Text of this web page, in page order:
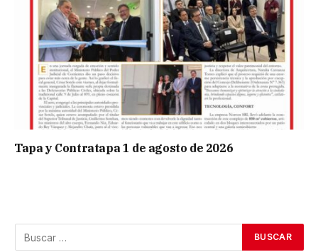
Tapa y Contratapa 1 de agosto de 2026